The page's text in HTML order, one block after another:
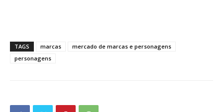
TAGS marcas
mercado de marcas e personagens
personagens